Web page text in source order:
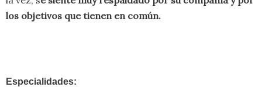
los objetivos que tienen en común.
Especialidades: